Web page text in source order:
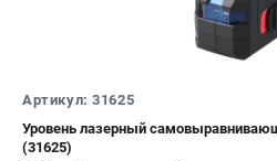
СРАВНЕНИЕ
АКЦИИ
Артикул: 31625
Уровень лазерный
(31625)